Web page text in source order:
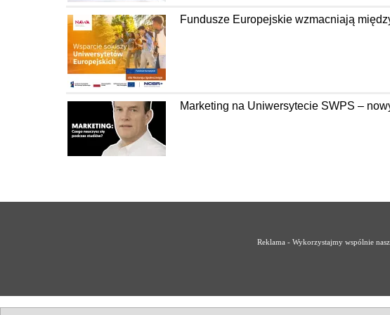
Fundusze Europejskie wzmacniają
Marketing na Uniwersytecie SWPS –
Reklama - Wykorzystajmy wspólnie